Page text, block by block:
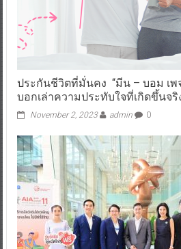
ประกันชีวิตที่มั่นคง “มีน – บอม เพ
บอกเล่าความประทับใจที่เกิดขึ้นจริ
November 2, 2023 admin 0